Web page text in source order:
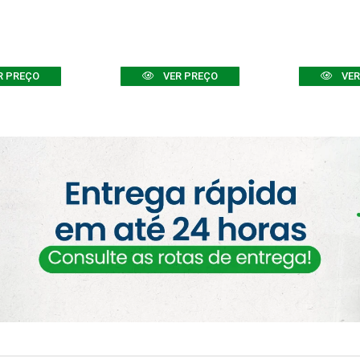
PREÇO VER PREÇO